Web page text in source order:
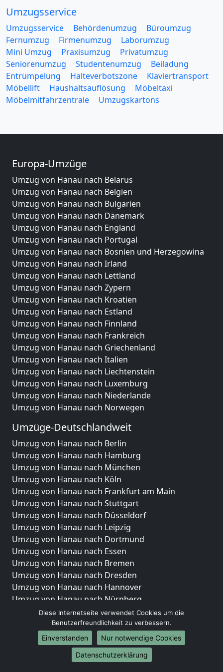
Umzugsservice
Umzugsservice Behördenumzug
Büroumzug
Fernumzug
Firmenumzug
Laborumzug
Mini Umzug
Praxisumzug
Privatumzug
Seniorenumzug
Studentenumzug
Beiladung
Entrümpelung
Halteverbotszone
Klaviertransport
Möbellift
Haushaltsauflösung
Möbeltaxi
Möbelmitfahrzentrale
Umzugskartons
Europa-Umzüge
Umzug von Hanau nach Belarus
Umzug von Hanau nach Belgien
Umzug von Hanau nach Bulgarien
Umzug von Hanau nach Dänemark
Umzug von Hanau nach England
Umzug von Hanau nach Portugal
Umzug von Hanau nach Bosnien und Herzegowina
Umzug von Hanau nach Irland
Umzug von Hanau nach Lettland
Umzug von Hanau nach Zypern
Umzug von Hanau nach Kroatien
Umzug von Hanau nach Estland
Umzug von Hanau nach Finnland
Umzug von Hanau nach Frankreich
Umzug von Hanau nach Griechenland
Umzug von Hanau nach Italien
Umzug von Hanau nach Liechtenstein
Umzug von Hanau nach Luxemburg
Umzug von Hanau nach Niederlande
Umzug von Hanau nach Norwegen
Umzüge-Deutschlandweit
Umzug von Hanau nach Berlin
Umzug von Hanau nach Hamburg
Umzug von Hanau nach München
Umzug von Hanau nach Köln
Umzug von Hanau nach Frankfurt am Main
Umzug von Hanau nach Stuttgart
Umzug von Hanau nach Düsseldorf
Umzug von Hanau nach Leipzig
Umzug von Hanau nach Dortmund
Umzug von Hanau nach Essen
Umzug von Hanau nach Bremen
Umzug von Hanau nach Dresden
Umzug von Hanau nach Hannover
Umzug von Hanau nach Nürnberg
Umzug von Hanau nach Duisburg
Umzug von Hanau nach Bochum
Umzug von Hanau nach Wuppertal
Umzug von Hanau nach Bielefeld
Umzug von Hanau nach Bonn
Diese Internetseite verwendet Cookies um die
Benutzerfreundlichkeit zu verbessern.
Einverstanden
Nur notwendige Cookies
Datenschutzerklärung